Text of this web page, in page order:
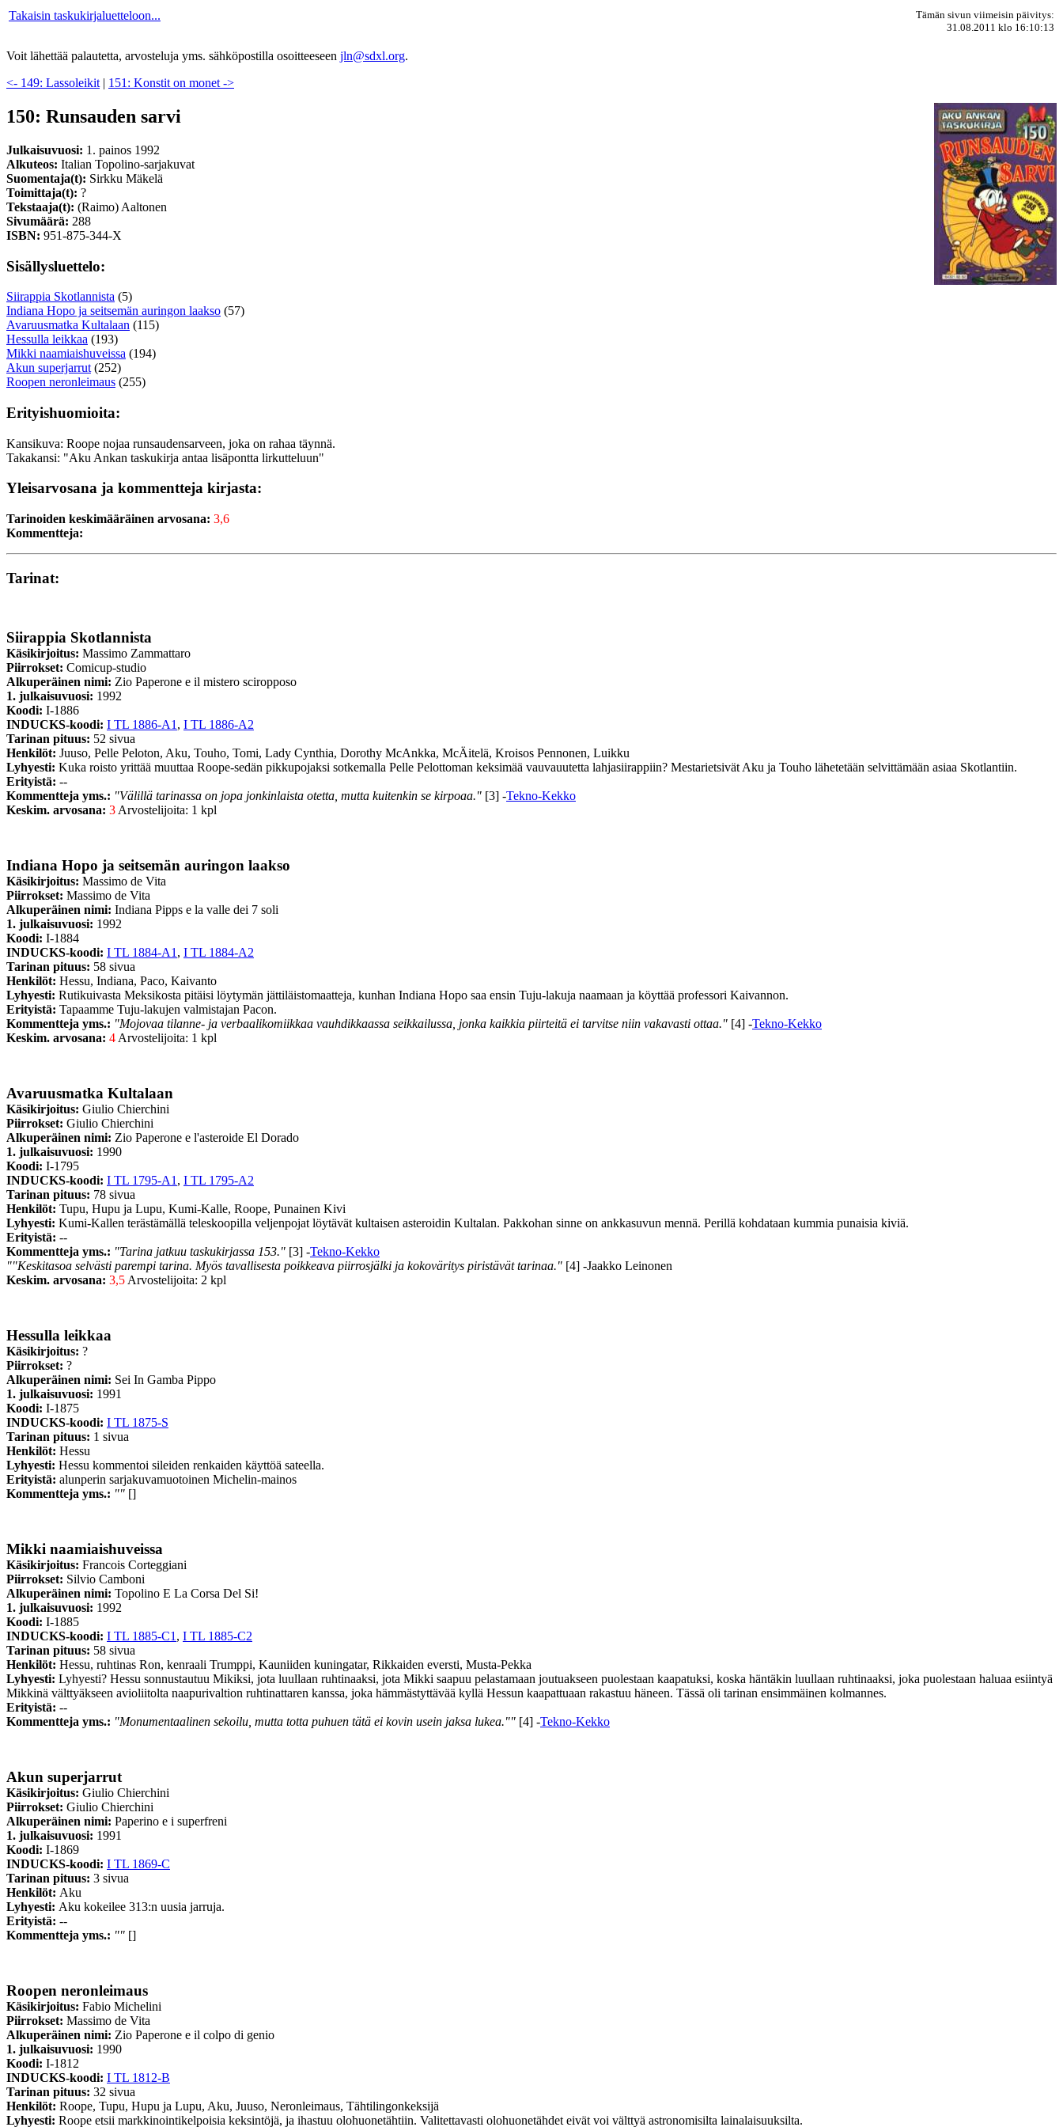
Takaisin taskukirjaluetteloon...
Tämän sivun viimeisin päivitys:
31.08.2011 klo 16:10:13
Voit lähettää palautetta, arvosteluja yms. sähköpostilla osoitteeseen jln@sdxl.org.
<- 149: Lassoleikit | 151: Konstit on monet ->
150: Runsauden sarvi
Julkaisuvuosi: 1. painos 1992
Alkuteos: Italian Topolino-sarjakuvat
Suomentaja(t): Sirkku Mäkelä
Toimittaja(t): ?
Tekstaaja(t): (Raimo) Aaltonen
Sivumäärä: 288
ISBN: 951-875-344-X
Sisällysluettelo:
Siirappia Skotlannista (5)
Indiana Hopo ja seitsemän auringon laakso (57)
Avaruusmatka Kultalaan (115)
Hessulla leikkaa (193)
Mikki naamiaishuveissa (194)
Akun superjarrut (252)
Roopen neronleimaus (255)
Erityishuomioita:
Kansikuva: Roope nojaa runsaudensarveen, joka on rahaa täynnä.
Takakansi: "Aku Ankan taskukirja antaa lisäpontta lirkutteluun"
Yleisarvosana ja kommentteja kirjasta:
Tarinoiden keskimääräinen arvosana: 3,6
Kommentteja:
Tarinat:
Siirappia Skotlannista
Käsikirjoitus: Massimo Zammattaro
Piirrokset: Comicup-studio
Alkuperäinen nimi: Zio Paperone e il mistero sciropposo
1. julkaisuvuosi: 1992
Koodi: I-1886
INDUCKS-koodi: I TL 1886-A1 , I TL 1886-A2
Tarinan pituus: 52 sivua
Henkilöt: Juuso, Pelle Peloton, Aku, Touho, Tomi, Lady Cynthia, Dorothy McAnkka, McÄitelä, Kroisos Pennonen, Luikku
Lyhyesti: Kuka roisto yrittää muuttaa Roope-sedän pikkupojaksi sotkemalla Pelle Pelottoman keksimää vauvauutetta lahjasiirappiin? Mestarietsivät Aku ja Touho lähetetään selvittämään asiaa Skotlantiin.
Erityistä: --
Kommentteja yms.: "Välillä tarinassa on jopa jonkinlaista otetta, mutta kuitenkin se kirpoaa." [3] -Tekno-Kekko
Keskim. arvosana: 3 Arvostelijoita: 1 kpl
Indiana Hopo ja seitsemän auringon laakso
Käsikirjoitus: Massimo de Vita
Piirrokset: Massimo de Vita
Alkuperäinen nimi: Indiana Pipps e la valle dei 7 soli
1. julkaisuvuosi: 1992
Koodi: I-1884
INDUCKS-koodi: I TL 1884-A1 , I TL 1884-A2
Tarinan pituus: 58 sivua
Henkilöt: Hessu, Indiana, Paco, Kaivanto
Lyhyesti: Rutikuivasta Meksikosta pitäisi löytymän jättiläistomaatteja, kunhan Indiana Hopo saa ensin Tuju-lakuja naamaan ja köyttää professori Kaivannon.
Erityistä: Tapaamme Tuju-lakujen valmistajan Pacon.
Kommentteja yms.: "Mojovaa tilanne- ja verbaalikomiikkaa vauhdikkaassa seikkailussa, jonka kaikkia piirteitä ei tarvitse niin vakavasti ottaa." [4] -Tekno-Kekko
Keskim. arvosana: 4 Arvostelijoita: 1 kpl
Avaruusmatka Kultalaan
Käsikirjoitus: Giulio Chierchini
Piirrokset: Giulio Chierchini
Alkuperäinen nimi: Zio Paperone e l'asteroide El Dorado
1. julkaisuvuosi: 1990
Koodi: I-1795
INDUCKS-koodi: I TL 1795-A1 , I TL 1795-A2
Tarinan pituus: 78 sivua
Henkilöt: Tupu, Hupu ja Lupu, Kumi-Kalle, Roope, Punainen Kivi
Lyhyesti: Kumi-Kallen terästämällä teleskoopilla veljenpojat löytävät kultaisen asteroidin Kultalan. Pakkohan sinne on ankkasuvun mennä. Perillä kohdataan kummia punaisia kiviä.
Erityistä: --
Kommentteja yms.: "Tarina jatkuu taskukirjassa 153." [3] -Tekno-Kekko
""Keskitasoa selvästi parempi tarina. Myös tavallisesta poikkeava piirrosjälki ja kokoväritys piristävät tarinaa." [4] -Jaakko Leinonen
Keskim. arvosana: 3,5 Arvostelijoita: 2 kpl
Hessulla leikkaa
Käsikirjoitus: ?
Piirrokset: ?
Alkuperäinen nimi: Sei In Gamba Pippo
1. julkaisuvuosi: 1991
Koodi: I-1875
INDUCKS-koodi: I TL 1875-S
Tarinan pituus: 1 sivua
Henkilöt: Hessu
Lyhyesti: Hessu kommentoi sileiden renkaiden käyttöä sateella.
Erityistä: alunperin sarjakuvamuotoinen Michelin-mainos
Kommentteja yms.: "" []
Mikki naamiaishuveissa
Käsikirjoitus: Francois Corteggiani
Piirrokset: Silvio Camboni
Alkuperäinen nimi: Topolino E La Corsa Del Si!
1. julkaisuvuosi: 1992
Koodi: I-1885
INDUCKS-koodi: I TL 1885-C1 , I TL 1885-C2
Tarinan pituus: 58 sivua
Henkilöt: Hessu, ruhtinas Ron, kenraali Trumppi, Kauniiden kuningatar, Rikkaiden eversti, Musta-Pekka
Lyhyesti: Lyhyesti? Hessu sonnustautuu Mikiksi, jota luullaan ruhtinaaksi, jota Mikki saapuu pelastamaan joutuakseen puolestaan kaapatuksi, koska häntäkin luullaan ruhtinaaksi, joka puolestaan haluaa esiintyä
Mikkinä välttyäkseen avioliitolta naapurivaltion ruhtinattaren kanssa, joka hämmästyttävää kyllä Hessun kaapattuaan rakastuu häneen. Tässä oli tarinan ensimmäinen kolmannes.
Erityistä: --
Kommentteja yms.: "Monumentaalinen sekoilu, mutta totta puhuen tätä ei kovin usein jaksa lukea."" [4] -Tekno-Kekko
Akun superjarrut
Käsikirjoitus: Giulio Chierchini
Piirrokset: Giulio Chierchini
Alkuperäinen nimi: Paperino e i superfreni
1. julkaisuvuosi: 1991
Koodi: I-1869
INDUCKS-koodi: I TL 1869-C
Tarinan pituus: 3 sivua
Henkilöt: Aku
Lyhyesti: Aku kokeilee 313:n uusia jarruja.
Erityistä: --
Kommentteja yms.: "" []
Roopen neronleimaus
Käsikirjoitus: Fabio Michelini
Piirrokset: Massimo de Vita
Alkuperäinen nimi: Zio Paperone e il colpo di genio
1. julkaisuvuosi: 1990
Koodi: I-1812
INDUCKS-koodi: I TL 1812-B
Tarinan pituus: 32 sivua
Henkilöt: Roope, Tupu, Hupu ja Lupu, Aku, Juuso, Neronleimaus, Tähtilingonkeksijä
Lyhyesti: Roope etsii markkinointikelpoisia keksintöjä, ja ihastuu olohuonetähtiin. Valitettavasti olohuonetähdet eivät voi välttyä astronomisilta lainalaisuuksilta.